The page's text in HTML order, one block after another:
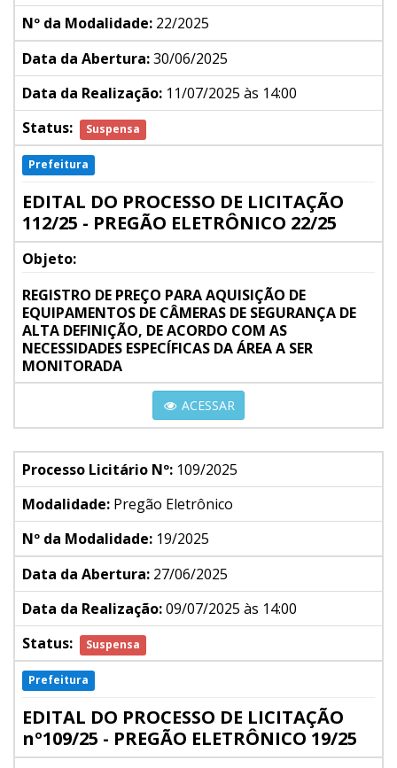
Nº da Modalidade: 22/2025
Data da Abertura:30/06/2025
Data da Realização: 11/07/2025 às 14:00
Status:
Suspensa
Prefeitura
EDITAL DO PROCESSO DE LICITAÇÃO
112/25 - PREGÃO ELETRÔNICO 22/25
Objeto:
REGISTRO DE PREÇO PARA AQUISIÇÃO DE
EQUIPAMENTOS DE CÂMERAS DE SEGURANÇA DE
ALTA DEFINIÇÃO, DE ACORDO COM AS
NECESSIDADES ESPECÍFICAS DA ÁREA A SER
MONITORADA
ACESSAR
Processo Licitário Nº: 109/2025
Modalidade: Pregão Eletrônico
Nº da Modalidade: 19/2025
Data da Abertura: 27/06/2025
Data da Realização:09/07/2025 às 14:00
Status:
Suspensa
Prefeitura
EDITAL DO PROCESSO DE LICITAÇÃO
nº109/25 - PREGÃO ELETRÔNICO 19/25